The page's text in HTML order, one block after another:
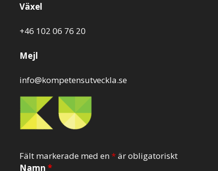
Växel
+46 102 06 76 20
Mejl
info@kompetensutveckla.se
Fält markerade med en*är obligatoriskt
Namn *